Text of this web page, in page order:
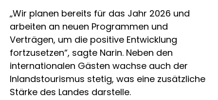
„Wir planen bereits für das Jahr 2026 und
arbeiten an neuen Programmen und
Verträgen, um die positive Entwicklung
fortzusetzen“, sagte Narin. Neben den
internationalen Gästen wachse auch der
Inlandstourismus stetig, was eine zusätzliche
Stärke des Landes darstelle.